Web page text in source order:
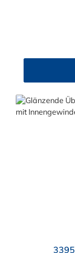
Der
Trennen mit einer